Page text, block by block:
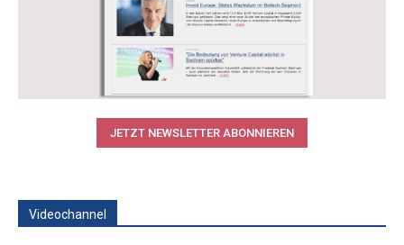
JETZT NEWSLETTER ABONNIEREN
Videochannel